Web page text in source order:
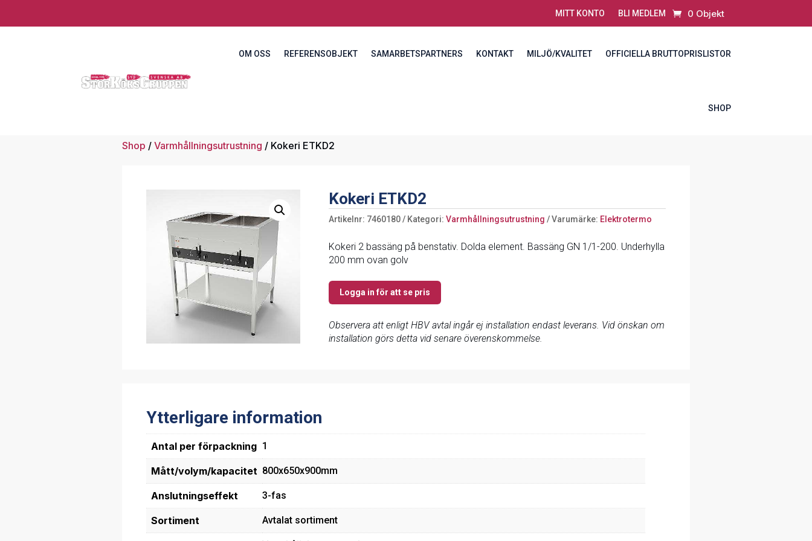
MITT KONTO BLI MEDLEM 0 Objekt
OM OSS REFERENSOBJEKT SAMARBETSPARTNERS KONTAKT MILJÖ/KVALITET OFFICIELLA BRUTTOPRISLISTOR
SHOP
Shop / Varmhållningsutrustning / Kokeri ETKD2
Kokeri ETKD2
Artikelnr: 7460180 Kategori:Varmhållningsutrustning Varumärke: Elektrotermo
Kokeri 2 bassäng på benstativ. Dolda element. Bassäng GN 1/1-200. Underhylla
200 mm ovan golv
Logga in för att se pris
Observera att enligt HBV avtal ingår ej installation endast leverans. Vid önskan om
installation görs detta vid senare överenskommelse.
Ytterligare information
Antal per förpackning 1
Mått/volym/kapacitet 800x650x900mm
Anslutningseffekt 3-fas
Sortiment Avtalat sortiment